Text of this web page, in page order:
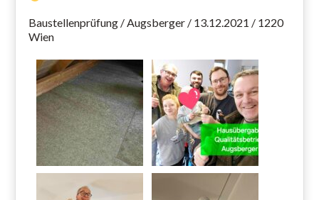
Baustellenprüfung / Augsberger / 13.12.2021 / 1220
Wien